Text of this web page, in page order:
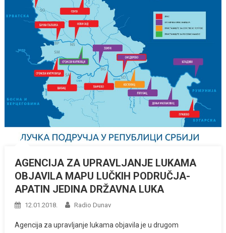
AGENCIJA ZA UPRAVLJANJE LUKAMA
OBJAVILA MAPU LUČKIH PODRUČJA-
APATIN JEDINA DRŽAVNA LUKA
12.01.2018. Radio Dunav
Agencija za upravljanje lukama objavila je u drugom